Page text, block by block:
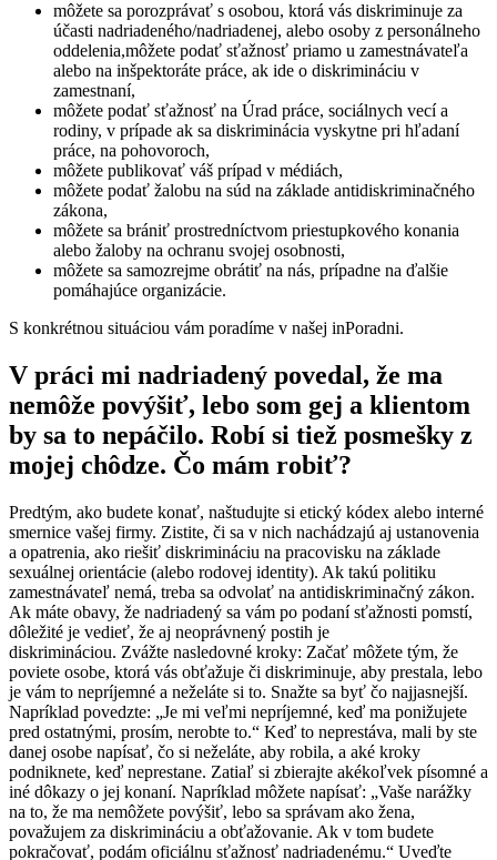
môžete sa porozprávať s osobou, ktorá vás diskriminuje za
účasti nadriadeného/nadriadenej, alebo osoby z personálneho
oddelenia,môžete podať sťažnosť priamo u zamestnávateľa
alebo na inšpektoráte práce, ak ide o diskrimináciu v
zamestnaní,
môžete podať sťažnosť na Úrad práce, sociálnych vecí a
rodiny, v prípade ak sa diskriminácia vyskytne pri hľadaní
práce, na pohovoroch,
môžete publikovať váš prípad v médiách,
môžete podať žalobu na súd na základe antidiskriminačného
zákona,
môžete sa brániť prostredníctvom priestupkového konania
alebo žaloby na ochranu svojej osobnosti,
môžete sa samozrejme obrátiť na nás, prípadne na ďalšie
pomáhajúce organizácie.
S konkrétnou situáciou vám poradíme v našej inPoradni.
V práci mi nadriadený povedal, že ma
nemôže povýšiť, lebo som gej a klientom
by sa to nepáčilo. Robí si tiež posmešky z
mojej chôdze. Čo mám robiť?
Predtým, ako budete konať, naštudujte si etický kódex alebo interné
smernice vašej firmy. Zistite, či sa v nich nachádzajú aj ustanovenia
a opatrenia, ako riešiť diskrimináciu na pracovisku na základe
sexuálnej orientácie (alebo rodovej identity). Ak takú politiku
zamestnávateľ nemá, treba sa odvolať na antidiskriminačný zákon.
Ak máte obavy, že nadriadený sa vám po podaní sťažnosti pomstí,
dôležité je vedieť, že aj neoprávnený postih je
diskrimináciou. Zvážte nasledovné kroky: Začať môžete tým, že
poviete osobe, ktorá vás obťažuje či diskriminuje, aby prestala, lebo
je vám to nepríjemné a neželáte si to. Snažte sa byť čo najjasnejší.
Napríklad povedzte: „Je mi veľmi nepríjemné, keď ma ponižujete
pred ostatnými, prosím, nerobte to.“ Keď to neprestáva, mali by ste
danej osobe napísať, čo si neželáte, aby robila, a aké kroky
podniknete, keď neprestane. Zatiaľ si zbierajte akékoľvek písomné a
iné dôkazy o jej konaní. Napríklad môžete napísať: „Vaše narážky
na to, že ma nemôžete povýšiť, lebo sa správam ako žena,
považujem za diskrimináciu a obťažovanie. Ak v tom budete
pokračovať, podám oficiálnu sťažnosť nadriadenému.“ Uveďte